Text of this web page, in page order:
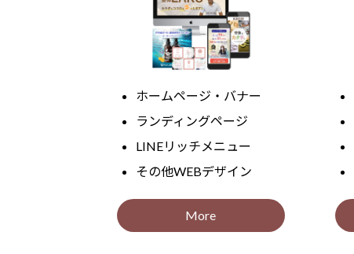
ホームページ・バナー
ランディングページ
LINEリッチメニュー
その他WEBデザイン
More